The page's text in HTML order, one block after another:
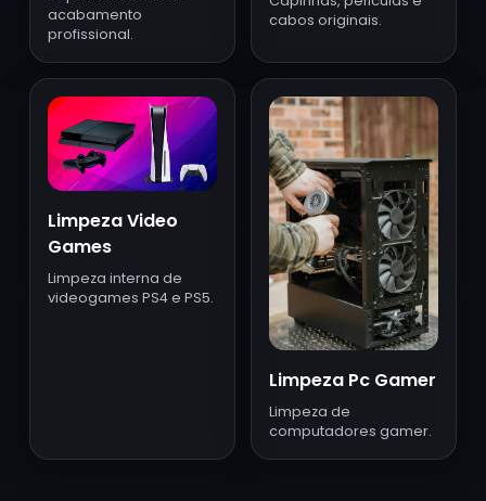
acabamento
profissional.
cabos originais.
Limpeza Video
Games
Limpeza interna de
videogames PS4 e PS5.
Limpeza Pc Gamer
Limpeza de
computadores gamer.